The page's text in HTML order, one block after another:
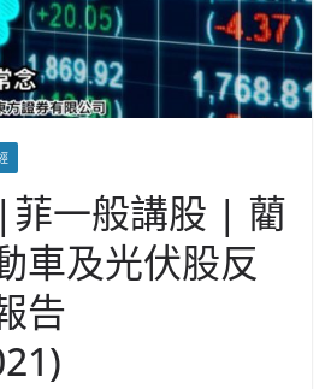
一般講股 | 藺
車及光伏股反
告